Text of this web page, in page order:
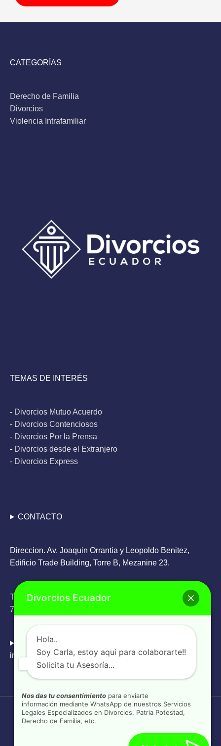
CATEGORÍAS
Derecho de Familia
Divorcios
Violencia Intrafamiliar
TEMAS DE INTERÉS
- Divorcios Mutuo Acuerdo
- Divorcios Contenciosos
- Divorcios Por la Prensa
- Divorcios desde el Extranjero
- Divorcios Express
CONTACTO
Direccion. Av. Joaquin Orrantia y Leopoldo Benitez,
Edificio Trade Building, Torre B, Mezanine 23.
Teléfono: Oficina+593 4 263 9336
+593 98
785 6505
Email:
info@divorcios.ec
Copyright © 2026 Divorcios Ecuador
Divorcios Ecuador pertenece a la
Divorcios Ecuador
Hola..
Soy Carla, estoy aquí para colaborarte!!
Solicita tu Asesoría...
Nos das tu consentimiento para enviarte
información mediante WhatsApp de nuestros Servicios
Legales Especializados en Divorcios, Patria Potestad,
Derecho de Familia, etc.